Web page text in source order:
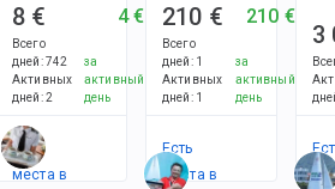
8 €
Всего
дней:742
Активных
дней:2
4 €
за
активный
день
Есть
места в
210 €
Всего
дней: 1
Активных
дней: 1
210 €
за
активный
день
Есть
места в
3